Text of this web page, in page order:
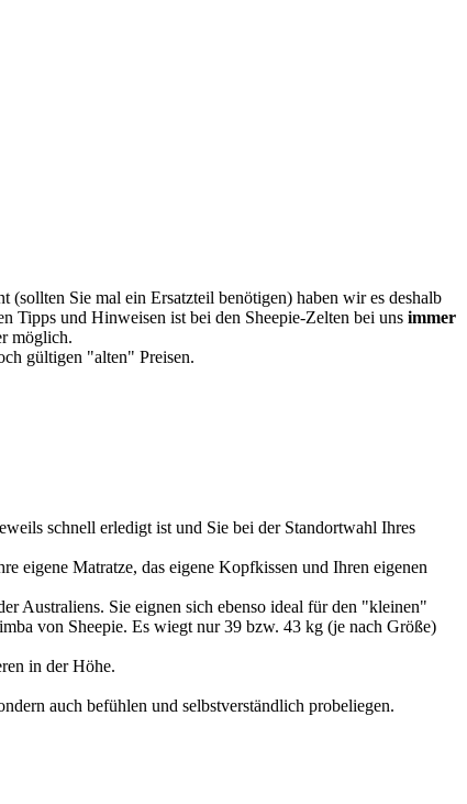
(sollten Sie mal ein Ersatzteil benötigen) haben wir es deshalb
Tipps und Hinweisen ist bei den Sheepie-Zelten bei uns immer
möglich.
gültigen "alten" Preisen.
schnell erledigt ist und Sie bei der Standortwahl Ihres
eigene Matratze, das eigene Kopfkissen und Ihren eigenen
Australiens. Sie eignen sich ebenso ideal für den "kleinen"
von Sheepie. Es wiegt nur 39 bzw. 43 kg (je nach Größe)
in der Höhe.
auch befühlen und selbstverständlich probeliegen.